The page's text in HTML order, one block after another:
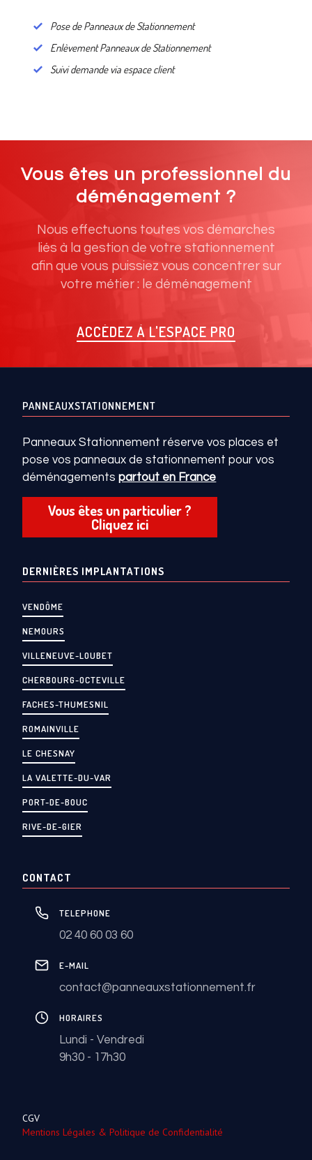
Pose de Panneaux de Stationnement
Enlèvement Panneaux de Stationnement
Suivi demande via espace client
Vous êtes un professionnel du
déménagement ?
Nous effectuons toutes vos démarches
liés à la gestion de votre stationnement
afin que vous puissiez vous concentrer sur
votre métier : le déménagement
ACCÉDEZ À L'ESPACE PRO
PANNEAUXSTATIONNEMENT
Panneaux Stationnement réserve vos places et
pose vos panneaux de stationnement pour vos
déménagementspartout en France
Vous êtes un particulier ?
Cliquez ici
DERNIÈRES IMPLANTATIONS
VENDÔME
NEMOURS
VILLENEUVE-LOUBET
CHERBOURG-OCTEVILLE
FACHES-THUMESNIL
ROMAINVILLE
LE CHESNAY
LA VALETTE-DU-VAR
PORT-DE-BOUC
RIVE-DE-GIER
CONTACT
TELEPHONE
02 40 60 03 60
E-MAIL
contact@panneauxstationnement.fr
HORAIRES
Lundi - Vendredi
9h30 - 17h30
CGV
Mentions Légales & Politique de Confidentialité